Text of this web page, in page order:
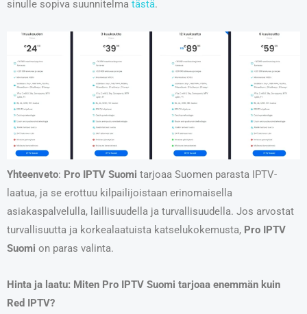
sinulle sopiva suunnitelma tästä.
Yhteenveto: Pro IPTV Suomi tarjoaa Suomen parasta IPTV-
laatua, ja se erottuu kilpailijoistaan erinomaisella
asiakaspalvelulla, laillisuudella ja turvallisuudella. Jos arvostat
turvallisuutta ja korkealaatuista katselukokemusta, Pro IPTV
Suomi on paras valinta.
Hinta ja laatu: Miten Pro IPTV Suomi tarjoaa enemmän kuin
Red IPTV?